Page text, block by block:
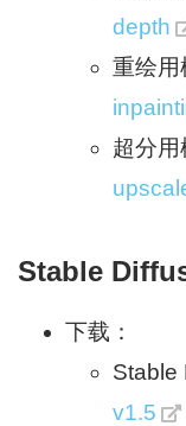
depth
重绘用
超分用
Stable
下载：
Stable
v1.5